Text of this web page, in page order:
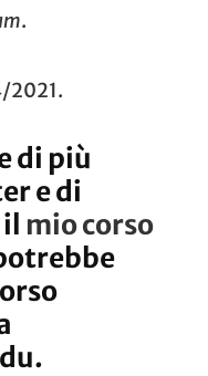
.
2021.
di più
e di
mio corso